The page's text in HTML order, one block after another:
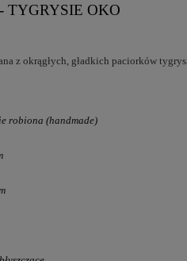
TYGRYSIE OKO
z okrągłych, gładkich paciorków
robiona (handmade)